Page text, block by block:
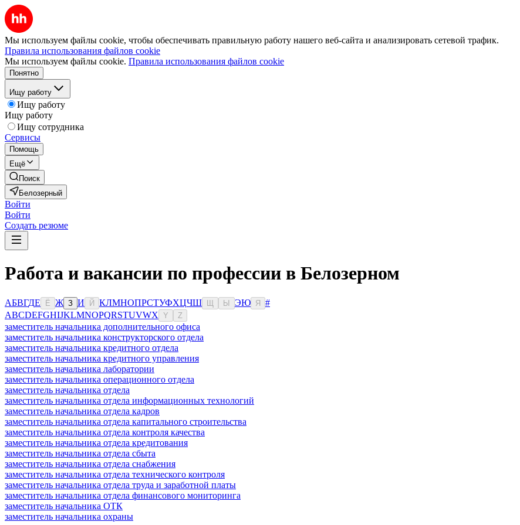
Мы используем файлы cookie, чтобы обеспечивать правильную работу нашего веб-сайта и анализировать сетевой трафик.
Правила использования файлов cookie
Мы используем файлы cookie. Правила использования файлов cookie
Понятно
Ищу работу
Ищу работу
Ищу работу
Ищу сотрудника
Сервисы
Помощь
Ещё
Поиск
Белозерный
Войти
Войти
Создать резюме
Работа и вакансии по профессии в Белозерном
АБВГДЕ Ё Ж З И Й КЛМНОПРСТУФХЦЧШ Ы ЭЮ Я
#
ABCDEFGHIJKLMNOPQRSTUVWX Y Z
заместитель начальника дополнительного офиса
заместитель начальника конструкторского отдела
заместитель начальника кредитного отдела
заместитель начальника кредитного управления
заместитель начальника лаборатории
заместитель начальника операционного отдела
заместитель начальника отдела
заместитель начальника отдела информационных технологий
заместитель начальника отдела кадров
заместитель начальника отдела капитального строительства
заместитель начальника отдела контроля качества
заместитель начальника отдела кредитования
заместитель начальника отдела сбыта
заместитель начальника отдела снабжения
заместитель начальника отдела технического контроля
заместитель начальника отдела труда и заработной платы
заместитель начальника отдела финансового мониторинга
заместитель начальника ОТК
заместитель начальника охраны